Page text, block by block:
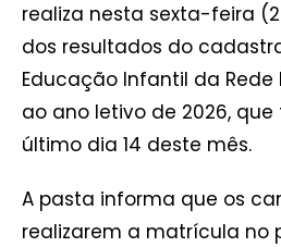
realiza nesta sexta-feira
dos resultados do
Educação Infantil da Rede
ao ano letivo de 2026,
último dia 14 deste mês.
A pasta informa que os
realizarem a matrícula no